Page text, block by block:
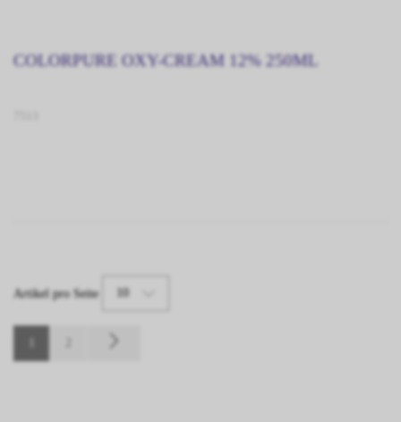
COLORPURE OXY-CREAM 12% 250ML
Artikel pro Seite 10